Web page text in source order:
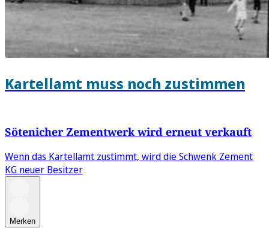
Kartellamt muss noch zustimmen
Sötenicher Zementwerk wird erneut verkauft
Wenn das Kartellamt zustimmt, wird die Schwenk Zement
KG neuer Besitzer
Merken